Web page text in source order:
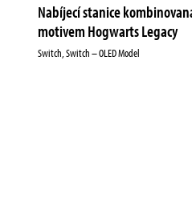
Nabíjecí stanice
motivem Hogwarts Legacy
Switch, Switch – OLED Model